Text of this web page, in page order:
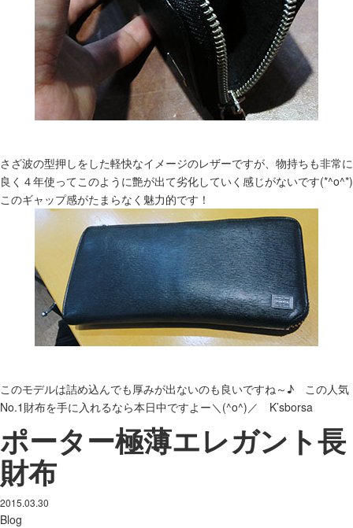
さざ波の型押しをした軽快なイメージのレザーですが、物持ちも非常に
良く４年使ってこのように艶が出て劣化していく感じがないです(*^o^*)
このギャップ感がたまらなく魅力的です！
このモデルは詰め込んでも厚みが出ないのも良いですね～♪ この人気
No.1財布を手に入れるなら本日中ですよー＼(^o^)／ K’sborsa
ポーター極薄エレガント長
財布
2015.03.30
Blog